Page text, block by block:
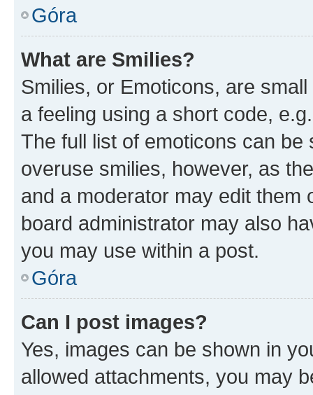
Góra
What are Smilies?
Smilies, or Emoticons, are
a feeling using a short code,
The full list of emoticons can
overuse smilies, however, as
and a moderator may edit them
board administrator may also
you may use within a post.
Góra
Can I post images?
Yes, images can be shown in
allowed attachments, you may